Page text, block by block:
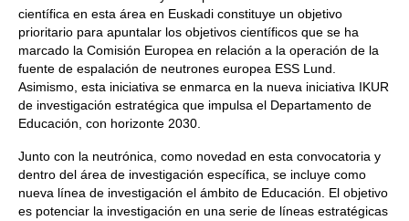
científica en esta área en Euskadi constituye un objetivo
prioritario para apuntalar los objetivos científicos que se ha
marcado la Comisión Europea en relación a la operación de la
fuente de espalación de neutrones europea ESS Lund.
Asimismo, esta iniciativa se enmarca en la nueva iniciativa IKUR
de investigación estratégica que impulsa el Departamento de
Educación, con horizonte 2030.
Junto con la neutrónica, como novedad en esta convocatoria y
dentro del área de investigación específica, se incluye como
nueva línea de investigación el ámbito de Educación. El objetivo
es potenciar la investigación en una serie de líneas estratégicas